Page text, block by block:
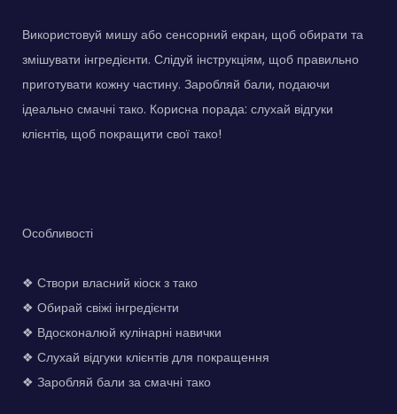
Використовуй мишу або сенсорний екран, щоб обирати та
змішувати інгредієнти. Слідуй інструкціям, щоб правильно
приготувати кожну частину. Заробляй бали, подаючи
ідеально смачні тако. Корисна порада: слухай відгуки
клієнтів, щоб покращити свої тако!
Особливості
❖ Створи власний кіоск з тако
❖ Обирай свіжі інгредієнти
❖ Вдосконалюй кулінарні навички
❖ Слухай відгуки клієнтів для покращення
❖ Заробляй бали за смачні тако